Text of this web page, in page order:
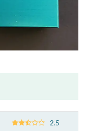
2.5